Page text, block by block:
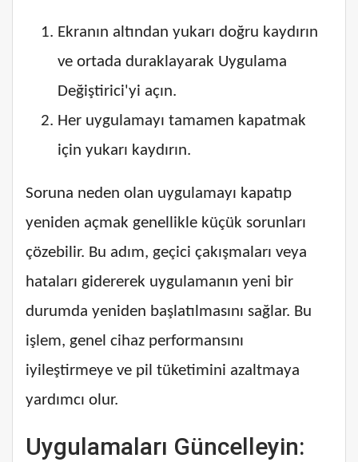
Ekranın altından yukarı doğru kaydırın
ve ortada duraklayarak Uygulama
Değiştirici'yi açın.
Her uygulamayı tamamen kapatmak
için yukarı kaydırın.
Soruna neden olan uygulamayı kapatıp
yeniden açmak genellikle küçük sorunları
çözebilir. Bu adım, geçici çakışmaları veya
hataları gidererek uygulamanın yeni bir
durumda yeniden başlatılmasını sağlar. Bu
işlem, genel cihaz performansını
iyileştirmeye ve pil tüketimini azaltmaya
yardımcı olur.
Uygulamaları Güncelleyin: